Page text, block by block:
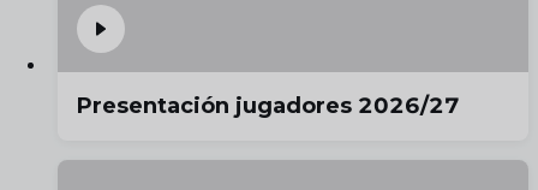
Presentación jugadores 2026/27